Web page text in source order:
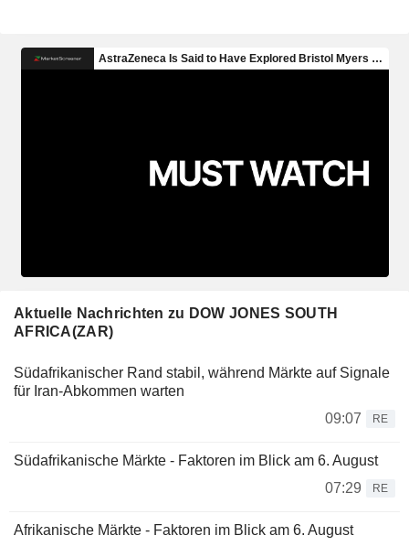
Aktuelle Nachrichten zu DOW JONES SOUTH
AFRICA(ZAR)
Südafrikanischer Rand stabil, während Märkte auf Signale
für Iran-Abkommen warten
09:07
RE
Südafrikanische Märkte - Faktoren im Blick am 6. August
07:29
RE
Afrikanische Märkte - Faktoren im Blick am 6. August